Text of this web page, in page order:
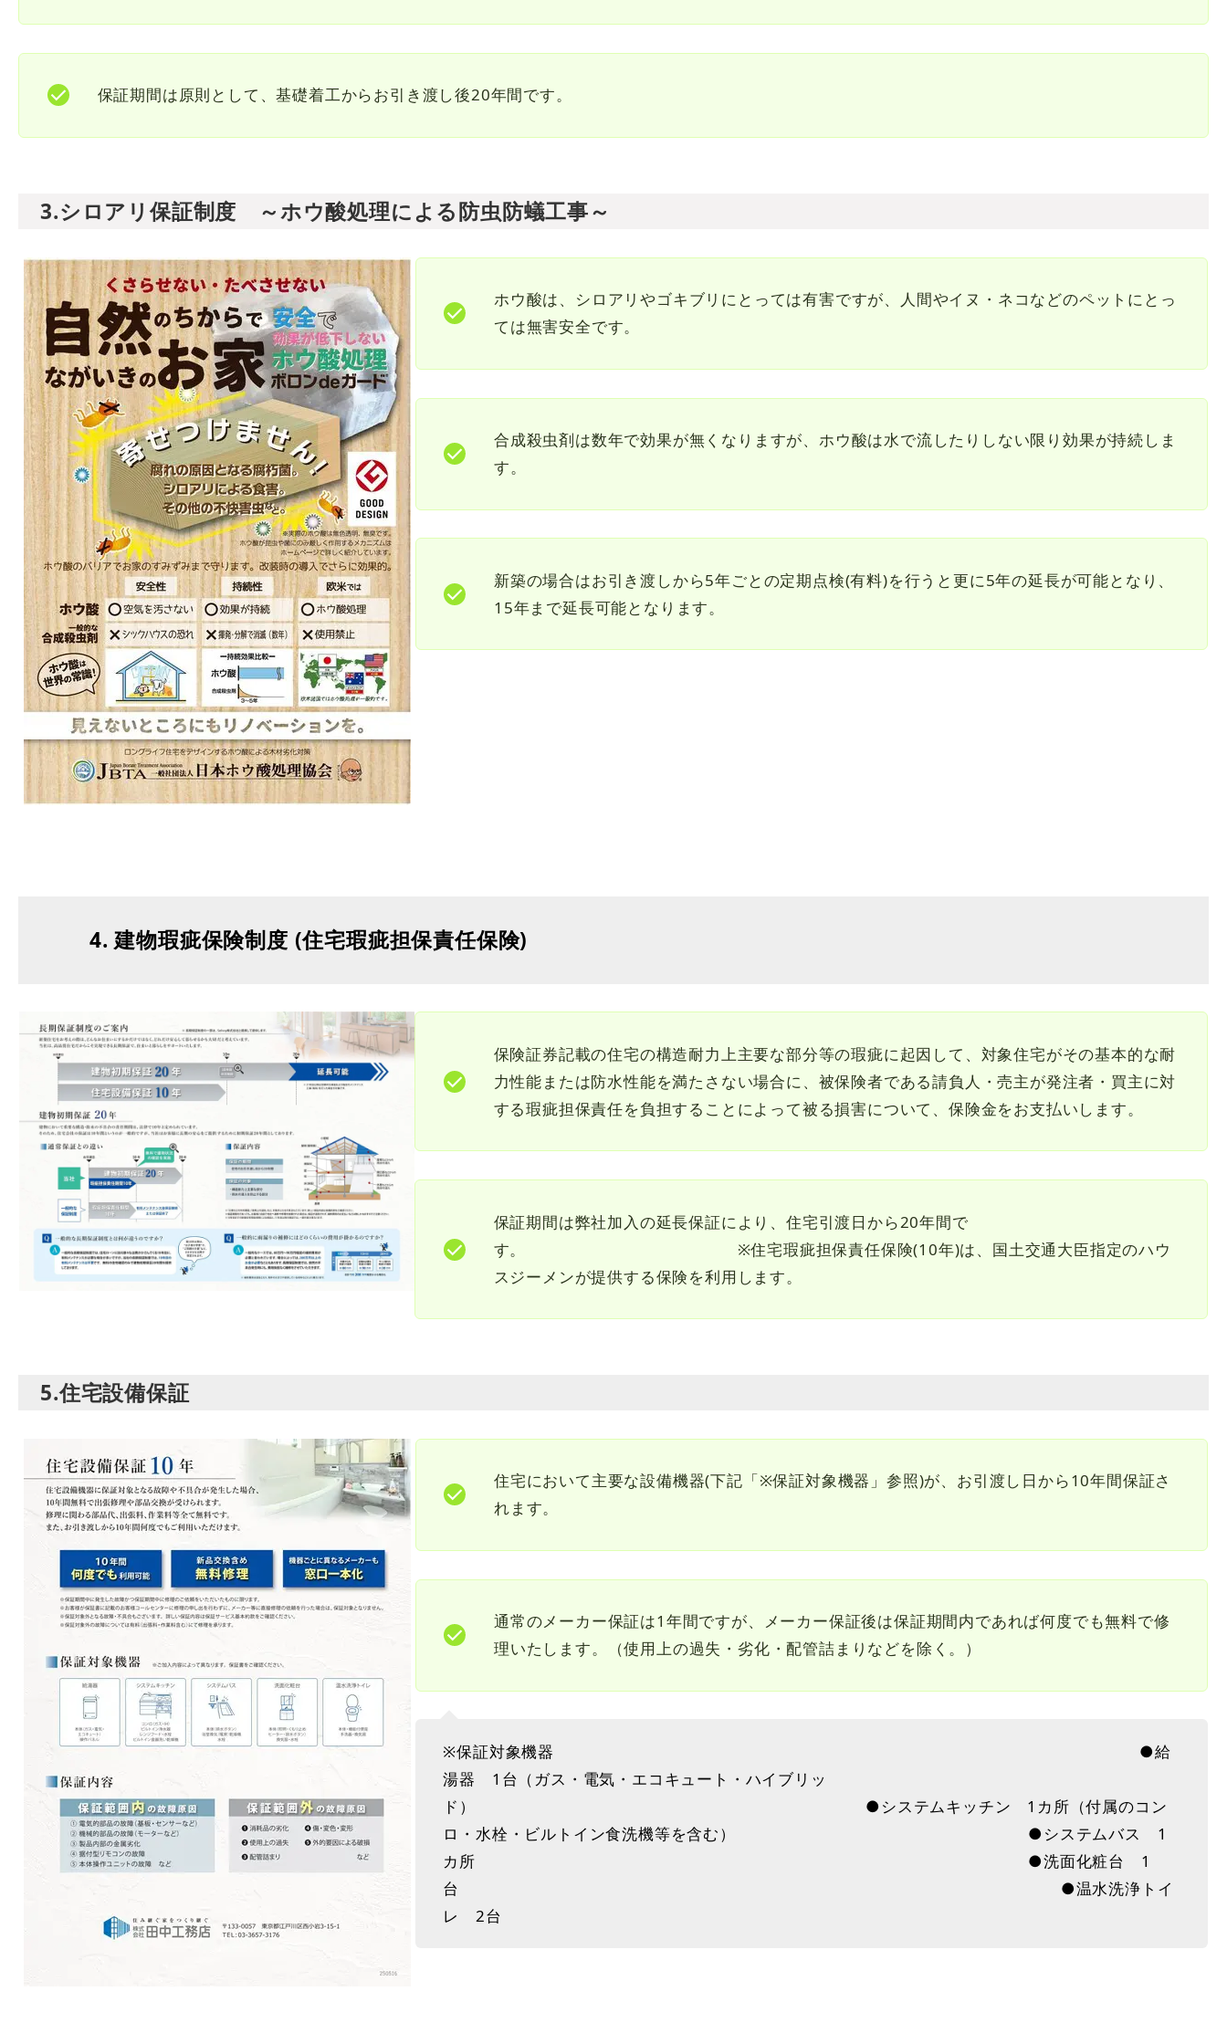
保証期間は原則として、基礎着工からお引き渡し後20年間です。
3.シロアリ保証制度 ～ホウ酸処理による防虫防蟻工事～
ホウ酸は、シロアリやゴキブリにとっては有害ですが、人間やイヌ・ネコなどのペットにとっ
ては無害安全です。
合成殺虫剤は数年で効果が無くなりますが、ホウ酸は水で流したりしない限り効果が持続しま
す。
新築の場合はお引き渡しから5年ごとの定期点検(有料)を行うと更に5年の延長が可能となり、
15年まで延長可能となります。
4. 建物瑕疵保険制度 (住宅瑕疵担保責任保険)
保険証券記載の住宅の構造耐力上主要な部分等の瑕疵に起因して、対象住宅がその基本的な耐
力性能または防水性能を満たさない場合に、被保険者である請負人・売主が発注者・買主に対
する瑕疵担保責任を負担することによって被る損害について、保険金をお支払いします。
保証期間は弊社加入の延長保証により、住宅引渡日から20年間で
す。 ※住宅瑕疵担保責任保険(10年)は、国土交通大臣指定のハウ
スジーメンが提供する保険を利用します。
5.住宅設備保証
住宅において主要な設備機器(下記「※保証対象機器」参照)が、お引渡し日から10年間保証さ
れます。
通常のメーカー保証は1年間ですが、メーカー保証後は保証期間内であれば何度でも無料で修
理いたします。（使用上の過失・劣化・配管詰まりなどを除く。）
※保証対象機器 ●給
湯器 1台（ガス・電気・エコキュート・ハイブリッ
ド） ●システムキッチン 1カ所（付属のコン
ロ・水栓・ビルトイン食洗機等を含む） ●システムバス 1
カ所 ●洗面化粧台 1
台 ●温水洗浄トイ
レ 2台